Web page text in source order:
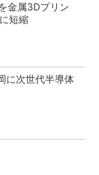
金属3Dプリン
短縮
に次世代半導体